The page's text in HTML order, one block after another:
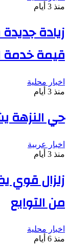
منذ 3 أيام
زيادة
قيمة خدمة
اخبار محلية
منذ 3 أيام
حي النزهة
اخبار عربية
منذ 3 أيام
زلزال قوي
من التوابع
اخبار محلية
منذ 6 أيام